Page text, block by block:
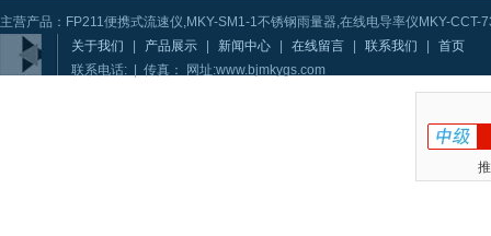
主营产品：FP211便携式流速仪,MKY-SM1-1不锈钢雨量器,在线电导率仪MKY-CCT-
关于我们
产品展示 新闻中心 在线留言 联系我们
首页
联系电话: | 传真： 网址:www.bjmkygs.com